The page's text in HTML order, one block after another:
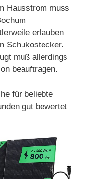
Hausstrom muss
erlauben
Schukostecker.
muß allerdings
beauftragen.
für beliebte
gut bewertet